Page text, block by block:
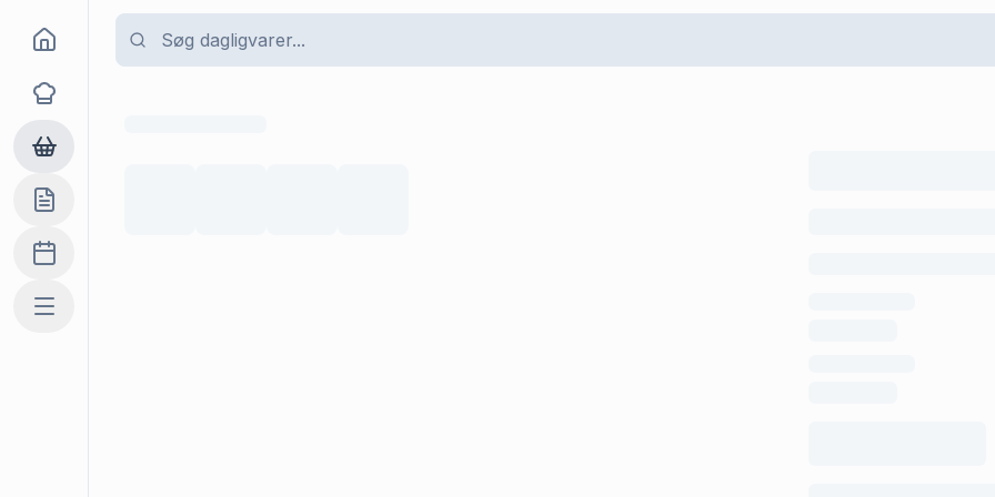
Goma
Opskrifter
Dagligvarer
Indkøbslisten
Madplan
Mere